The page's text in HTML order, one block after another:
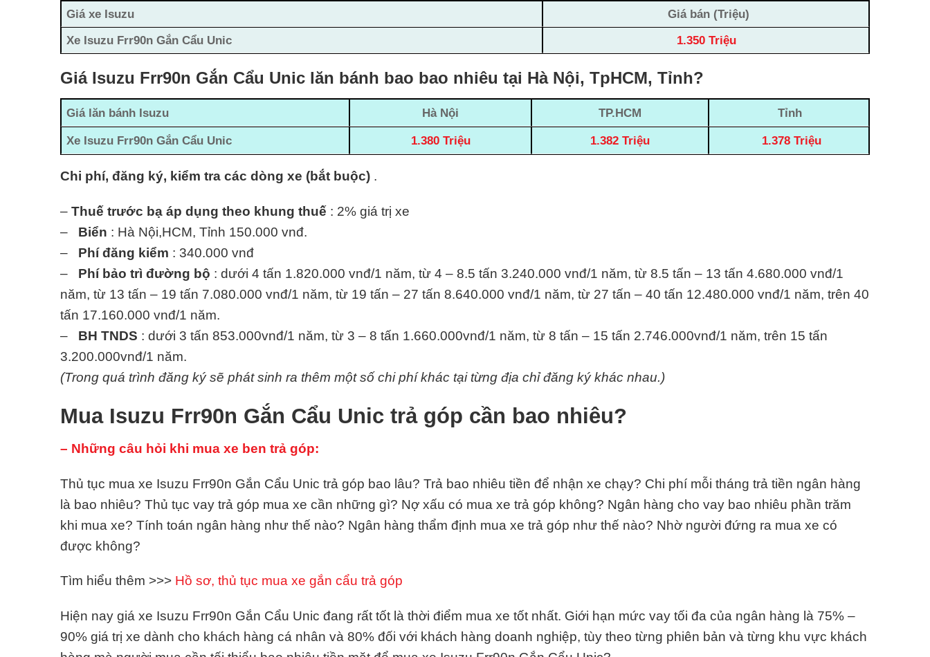
Giá xe Isuzu
Giá bán (Triệu)
Xe Isuzu Frr90n Gắn Cẩu Unic
1.350 Triệu
Giá Isuzu Frr90n Gắn Cẩu Unic lăn bánh bao bao nhiêu tại Hà Nội, TpHCM, Tỉnh?
Giá lăn bánh Isuzu Hà Nội TP.HCM
Tỉnh
Xe Isuzu Frr90n Gắn Cẩu Unic
1.380 Triệu 1.382 Triệu 1.378 Triệu
Chi phí, đăng ký, kiểm tra các dòng xe (bắt buộc) .
– Thuế trước bạ áp dụng theo khung thuế : 2% giá trị xe
– Biển : Hà Nội,HCM, Tỉnh 150.000 vnđ.
– Phí đăng kiểm : 340.000 vnđ
– Phí bảo trì đường bộ : dưới 4 tấn 1.820.000 vnđ/1 năm, từ 4 – 8.5 tấn 3.240.000 vnđ/1 năm, từ 8.5 tấn – 13 tấn 4.680.000 vnđ/1
năm, từ 13 tấn – 19 tấn 7.080.000 vnđ/1 năm, từ 19 tấn – 27 tấn 8.640.000 vnđ/1 năm, từ 27 tấn – 40 tấn 12.480.000 vnđ/1 năm, trên 40
tấn 17.160.000 vnđ/1 năm.
– BH TNDS : dưới 3 tấn 853.000vnđ/1 năm, từ 3 – 8 tấn 1.660.000vnđ/1 năm, từ 8 tấn – 15 tấn 2.746.000vnđ/1 năm, trên 15 tấn
3.200.000vnđ/1 năm.
(Trong quá trình đăng ký sẽ phát sinh ra thêm một số chi phí khác tại từng địa chỉ đăng ký khác nhau.)
Mua Isuzu Frr90n Gắn Cẩu Unic trả góp cần bao nhiêu?
– Những câu hỏi khi mua xe ben trả góp:
Thủ tục mua xe Isuzu Frr90n Gắn Cẩu Unic trả góp bao lâu? Trả bao nhiêu tiền để nhận xe chạy? Chi phí mỗi tháng trả tiền ngân hàng
là bao nhiêu? Thủ tục vay trả góp mua xe cần những gì? Nợ xấu có mua xe trả góp không? Ngân hàng cho vay bao nhiêu phần trăm
khi mua xe? Tính toán ngân hàng như thế nào? Ngân hàng thẩm định mua xe trả góp như thế nào? Nhờ người đứng ra mua xe có
được không?
Tìm hiểu thêm >>> Hồ sơ, thủ tục mua xe gắn cẩu trả góp
Hiện nay giá xe Isuzu Frr90n Gắn Cẩu Unic đang rất tốt là thời điểm mua xe tốt nhất. Giới hạn mức vay tối đa của ngân hàng là 75% –
90% giá trị xe dành cho khách hàng cá nhân và 80% đối với khách hàng doanh nghiệp, tùy theo từng phiên bản và từng khu vực khách